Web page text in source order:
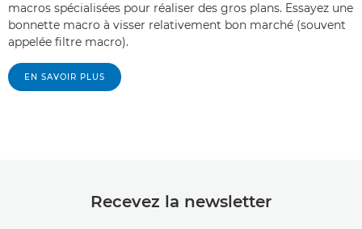
macros spécialisées pour réaliser des gros plans. Essayez une
bonnette macro à visser relativement bon marché (souvent
appelée filtre macro).
EN SAVOIR PLUS
Recevez la newsletter